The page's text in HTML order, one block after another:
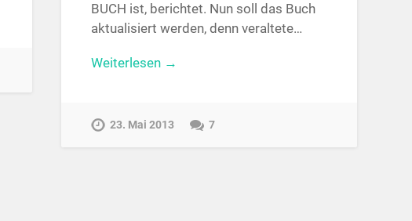
BUCH ist, berichtet. Nun soll das Buch
aktualisiert werden, denn veraltete…
Weiterlesen →
23. Mai 2013 7